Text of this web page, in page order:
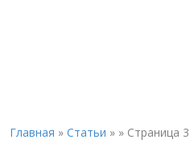
Главная » Статьи » » Страница 3